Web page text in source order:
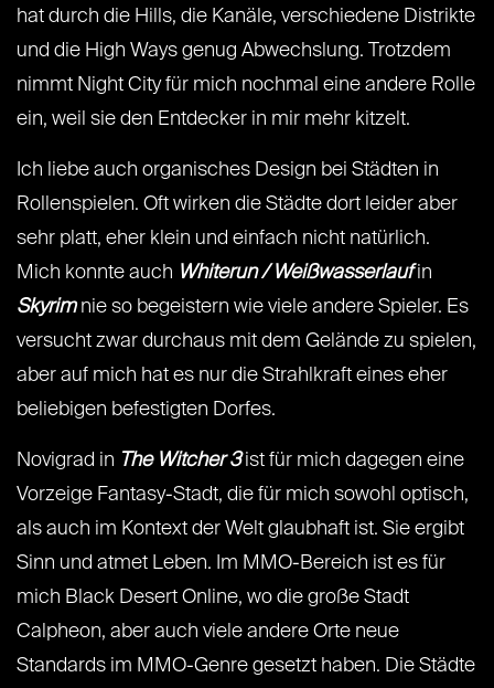
hat durch die Hills, die Kanäle, verschiedene Distrikte
und die High Ways genug Abwechslung. Trotzdem
nimmt Night City für mich nochmal eine andere Rolle
ein, weil sie den Entdecker in mir mehr kitzelt.
Ich liebe auch organisches Design bei Städten in
Rollenspielen. Oft wirken die Städte dort leider aber
sehr platt, eher klein und einfach nicht natürlich.
Mich konnte auch Whiterun / Weißwasserlaufin
Skyrim nie so begeistern wie viele andere Spieler. Es
versucht zwar durchaus mit dem Gelände zu spielen,
aber auf mich hat es nur die Strahlkraft eines eher
beliebigen befestigten Dorfes.
Novigrad in The Witcher 3ist für mich dagegen eine
Vorzeige Fantasy-Stadt, die für mich sowohl optisch,
als auch im Kontext der Welt glaubhaft ist. Sie ergibt
Sinn und atmet Leben. Im MMO-Bereich ist es für
mich Black Desert Online, wo die große Stadt
Calpheon, aber auch viele andere Orte neue
Standards im MMO-Genre gesetzt haben. Die Städte